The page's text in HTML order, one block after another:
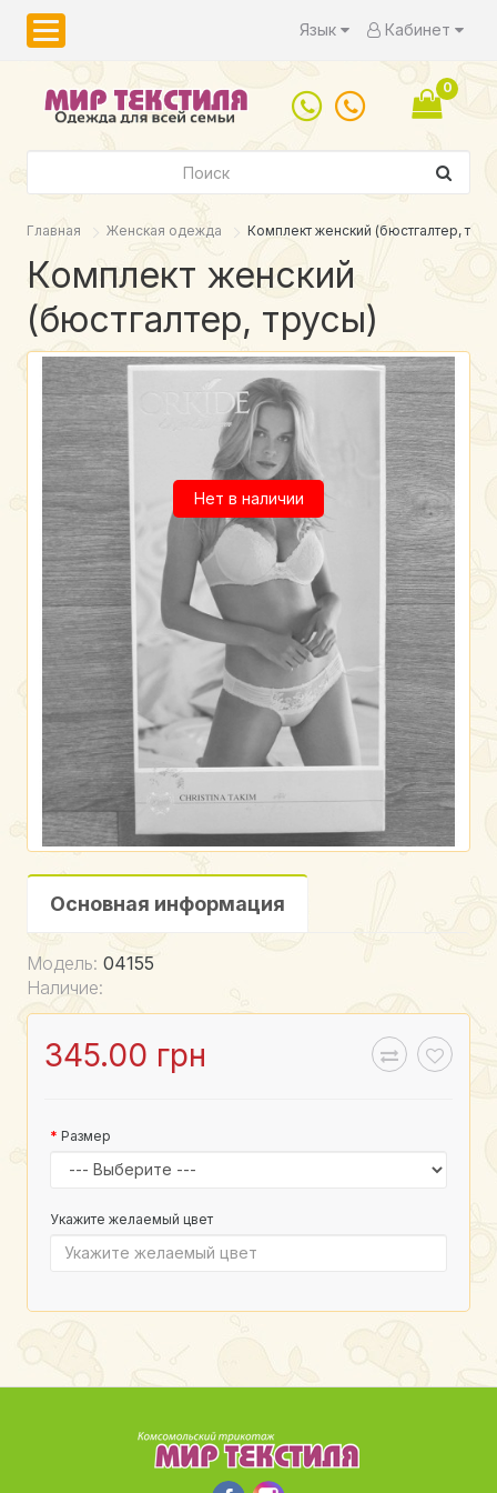
Язык Кабинет
0
Главная Женская одежда Комплект женский (бюстгалтер,
Комплект женский
(бюстгалтер, трусы)
Нет в наличии
Основная информация
Модель: 04155
Наличие:
345.00 грн
Размер
Укажите желаемый цвет